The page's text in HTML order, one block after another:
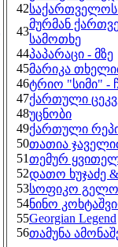
42საქართველოს
43
მურმან
სამოთხე
44პაპარაცი - მზე
45მარიკა
46ტრიო "სიმი" -
47ქართული
48უცნობი
49ქართული
50თათია
51თემურ
52დათო ხუჯაძე
53სოფიკო
54ნინო
55Georgian Legend
56თამუნა